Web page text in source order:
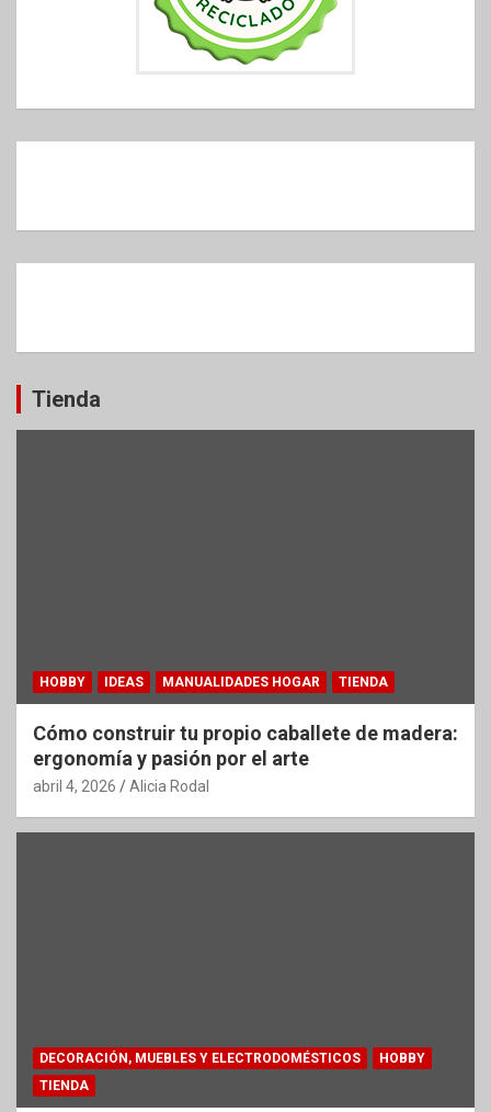
Tienda
HOBBY IDEAS MANUALIDADES HOGAR TIENDA
Cómo construir tu propio caballete de madera:
ergonomía y pasión por el arte
abril 4, 2026 Alicia Rodal
DECORACIÓN, MUEBLES Y ELECTRODOMÉSTICOS
HOBBY
TIENDA